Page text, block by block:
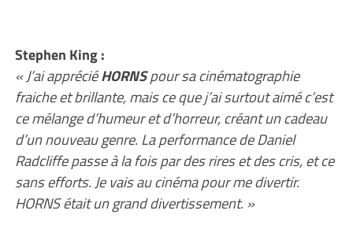
Stephen King :
« J’ai appréciéHORNSpour sa cinématographie
fraiche et brillante, mais ce que j’ai surtout aimé c’est
ce mélange d’humeur et d’horreur, créant un cadeau
d’un nouveau genre. La performance de Daniel
Radcliffe passe à la fois par des rires et des cris, et ce
sans efforts. Je vais au cinéma pour me divertir.
HORNS était un grand divertissement. »